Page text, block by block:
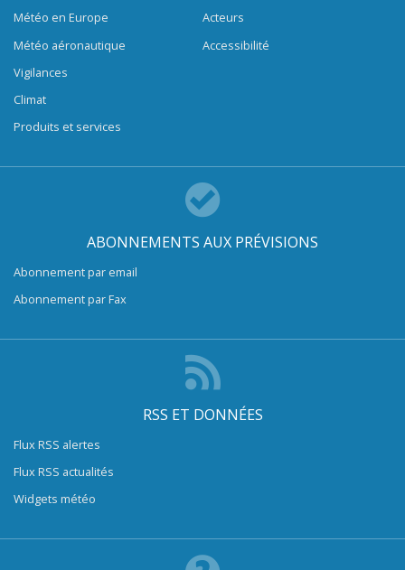
Météo en Europe
Météo aéronautique
Vigilances
Climat
Produits et services
Acteurs
Accessibilité
ABONNEMENTS AUX PRÉVISIONS
Abonnement par email
Abonnement par Fax
RSS ET DONNÉES
Flux RSS alertes
Flux RSS actualités
Widgets météo